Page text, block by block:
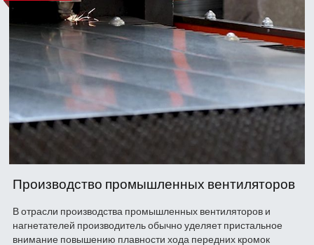
Производство промышленных вентиляторов
В отрасли производства промышленных вентиляторов и
нагнетателей производитель обычно уделяет пристальное
внимание повышению плавности хода передних кромок